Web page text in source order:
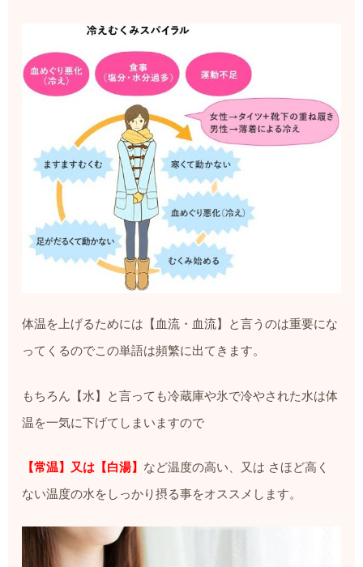
体温を上げるためには【血流・血流】と言うのは重要にな
ってくるのでこの単語は頻繁に出てきます。
もちろん【水】と言っても冷蔵庫や氷で冷やされた水は体
温を一気に下げてしまいますので
【常温】又は【白湯】 など温度の高い、又は さほど高く
ない温度の水をしっかり摂る事をオススメします。